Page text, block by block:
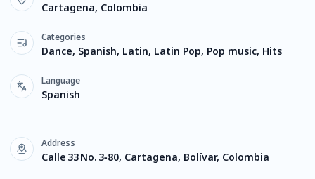
Cartagena, Colombia
Categories
Dance, Spanish, Latin, Latin Pop, Pop music, Hits
Language
Spanish
Address
Calle 33 No. 3‑80, Cartagena, Bolívar, Colombia